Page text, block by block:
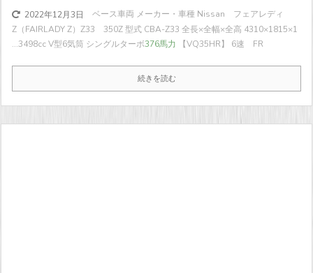
2022年12月3日
ベース車両 メーカー・車種 Nissan フェアレディ
Z（FAIRLADY Z）Z33 350Z 型式 CBA-Z33 全長×全幅×全高 4310×1815×1
...3498cc V型6気筒 シングルターボ376馬力 【VQ35HR】 6速 FR
続きを読む